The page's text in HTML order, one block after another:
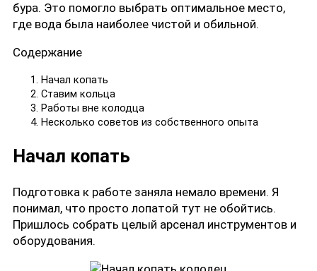
бура. Это помогло выбрать оптимальное место,
где вода была наиболее чистой и обильной.
Содержание
Начал копать
Ставим кольца
Работы вне колодца
Несколько советов из собственного опыта
Начал копать
Подготовка к работе заняла немало времени. Я
понимал, что просто лопатой тут не обойтись.
Пришлось собрать целый арсенал инструментов и
оборудования.